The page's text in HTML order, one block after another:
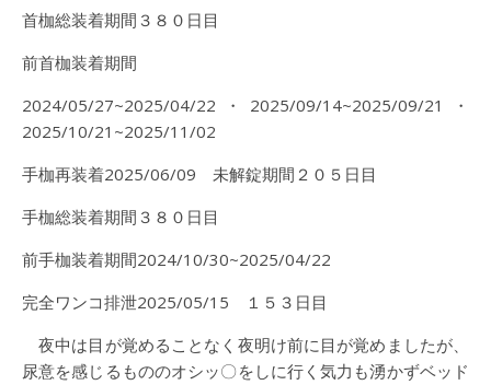
首枷総装着期間３８０日目
前首枷装着期間
2024/05/27~2025/04/22・2025/09/14~2025/09/21・
2025/10/21~2025/11/02
手枷再装着2025/06/09 未解錠期間２０５日目
手枷総装着期間３８０日目
前手枷装着期間2024/10/30~2025/04/22
完全ワンコ排泄2025/05/15 １５３日目
夜中は目が覚めることなく夜明け前に目が覚めましたが、
尿意を感じるもののオシッ〇をしに行く気力も湧かずベッド